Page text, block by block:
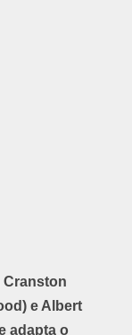
Cranston
e Albert
adapta o